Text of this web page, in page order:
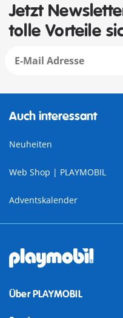
Jetzt
tolle Vorteile
Auch interessant
Neuheiten
Web Shop | PLAYMOBIL
Adventskalender
Über PLAYMOBIL